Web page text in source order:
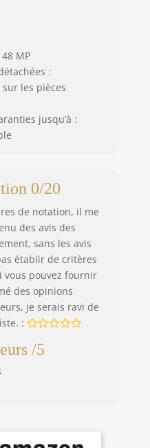
MP
:
les pièces
jusqu’à :
0/20
de notation, il me
des avis des
sans les avis
établir de critères
vous pouvez fournir
des opinions
je serais ravi de
:
/5